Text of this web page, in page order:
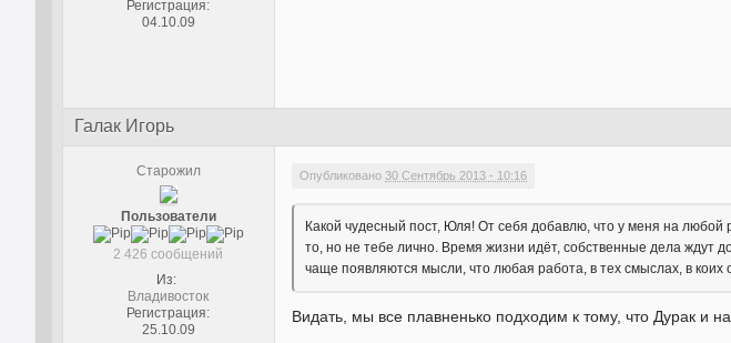
Регистрация:
04.10.09
Галак Игорь
Старожил
Пользователи
2 426 сообщений
Из:
Владивосток
Регистрация:
25.10.09
Опубликовано30 Сентябрь 2013 - 10:16
Какой чудесный пост, Юля! От себя добавлю, что у меня на
то, но не тебе лично. Время жизни идёт, собственные дела ждут
чаще появляются мысли, что любая работа, в тех смыслах, в
Видать, мы все плавненько подходим к тому, что Дурак и